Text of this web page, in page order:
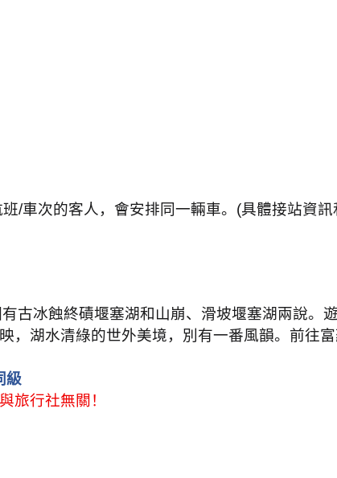
/車次的客人，會安排同一輛車。 (具體接站資訊
古冰蝕終磧堰塞湖和山崩、滑坡堰塞湖兩說。
湖水清綠的世外美境，別有一番風韻。前往富
級
旅行社無關！